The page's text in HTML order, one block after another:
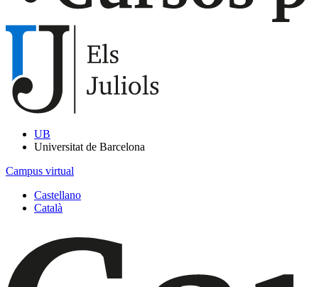
UB
Universitat de Barcelona
Campus virtual
Castellano
Català